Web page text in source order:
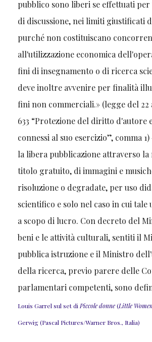
Louis Garrel sul set diPiccole donne(Little
Gerwig (Pascal Pictures/Warner Bros., Italia)